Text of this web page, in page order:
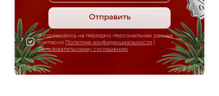
Отправить
Я соглашаюсь на передачу персональных данных
согласно Политике конфиденциальности
Пользовательскому соглашению